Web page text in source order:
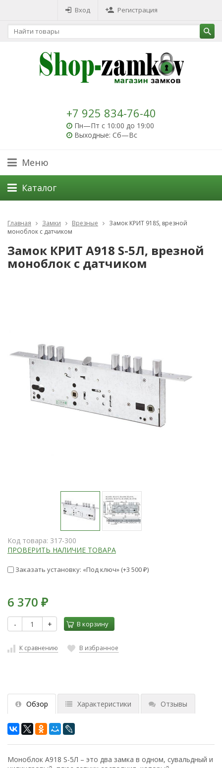
Вход Регистрация
+7 925 834-76-40
Пн—Пт с 10:00 до 19:00
Выходные: Сб—Вс
Меню
Каталог
Главная Замки Врезные
Замок КРИТ 918S, врезной
моноблок с датчиком
Замок КРИТ A918 S-5Л, врезной
моноблок с датчиком
Код товара: 317-300
ПРОВЕРИТЬ НАЛИЧИЕ ТОВАРА
Заказать установку: «Под ключ» (+3 500 ₽)
6 370 ₽
- + В корзину
К сравнению В избранное
Обзор Характеристики Отзывы
Моноблок A918 S-5Л – это два замка в одном, сувальдный и